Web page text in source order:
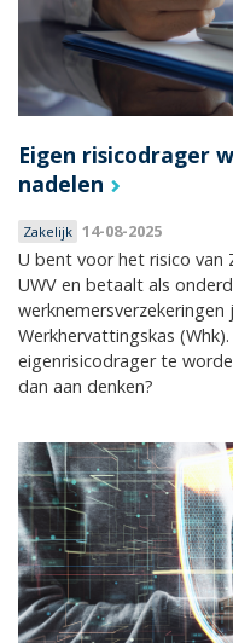
Eigen risicodrager
nadelen
Zakelijk 14-08-2025
U bent voor het risico van
UWV en betaalt als
Werkhervattingskas
eigenrisicodrager te
dan aan denken?